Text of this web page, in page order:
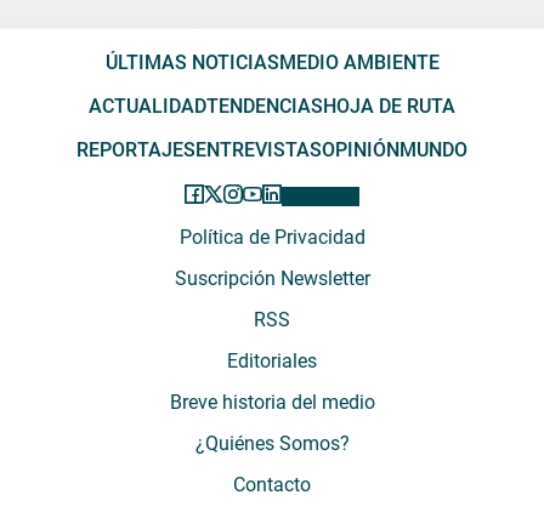
ÚLTIMAS NOTICIASMEDIO AMBIENTE
ACTUALIDADTENDENCIASHOJA DE RUTA
REPORTAJESENTREVISTASOPINIÓNMUNDO
Política de Privacidad
Suscripción Newsletter
RSS
Editoriales
Breve historia del medio
¿Quiénes Somos?
Contacto